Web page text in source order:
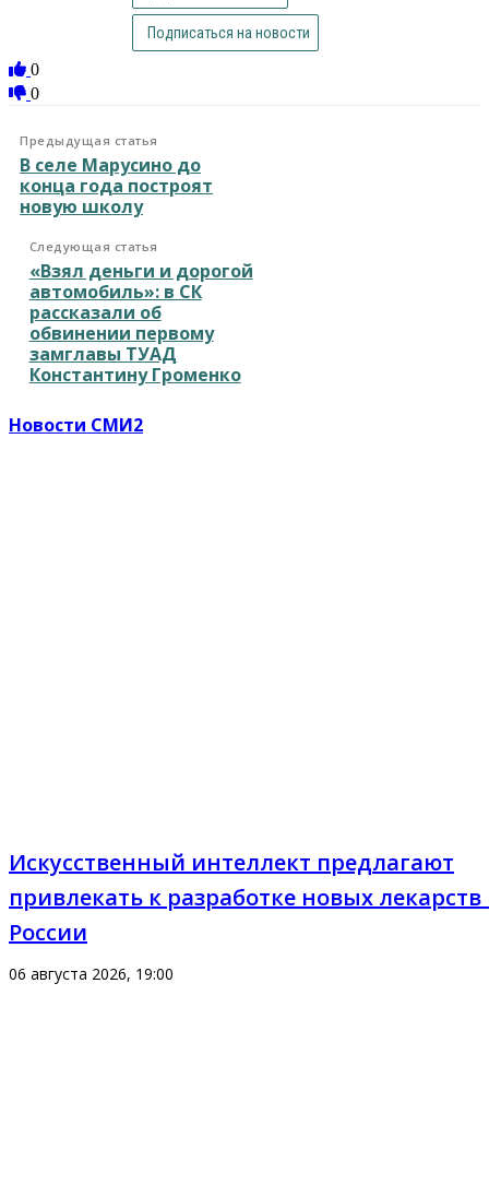
Подписаться на новости
0
0
Предыдущая статья
В селе Марусино до
конца года построят
новую школу
Следующая статья
«Взял деньги и дорогой
автомобиль»: в СК
рассказали об
обвинении первому
замглавы ТУАД
Константину Громенко
Новости СМИ2
Искусственный интеллект предлагают
привлекать к разработке новых лекарств
России
06 августа 2026, 19:00